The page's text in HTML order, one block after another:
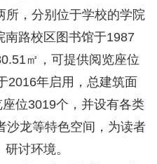
所，分别位于学校的学院
路校区图书馆于1987
㎡，可提供阅览座位
2016年启用，总建筑面
位3019个，并设有各类
沙龙等特色空间，为读者
讨环境。